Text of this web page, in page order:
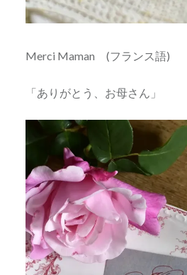
Merci Maman (フランス語)
「ありがとう、お母さん」